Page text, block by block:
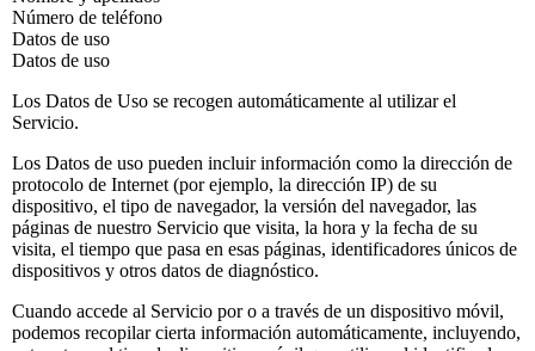
Número de teléfono
Datos de uso
Datos de uso
Los Datos de Uso se recogen automáticamente al utilizar el
Servicio.
Los Datos de uso pueden incluir información como la dirección de
protocolo de Internet (por ejemplo, la dirección IP) de su
dispositivo, el tipo de navegador, la versión del navegador, las
páginas de nuestro Servicio que visita, la hora y la fecha de su
visita, el tiempo que pasa en esas páginas, identificadores únicos de
dispositivos y otros datos de diagnóstico.
Cuando accede al Servicio por o a través de un dispositivo móvil,
podemos recopilar cierta información automáticamente, incluyendo,